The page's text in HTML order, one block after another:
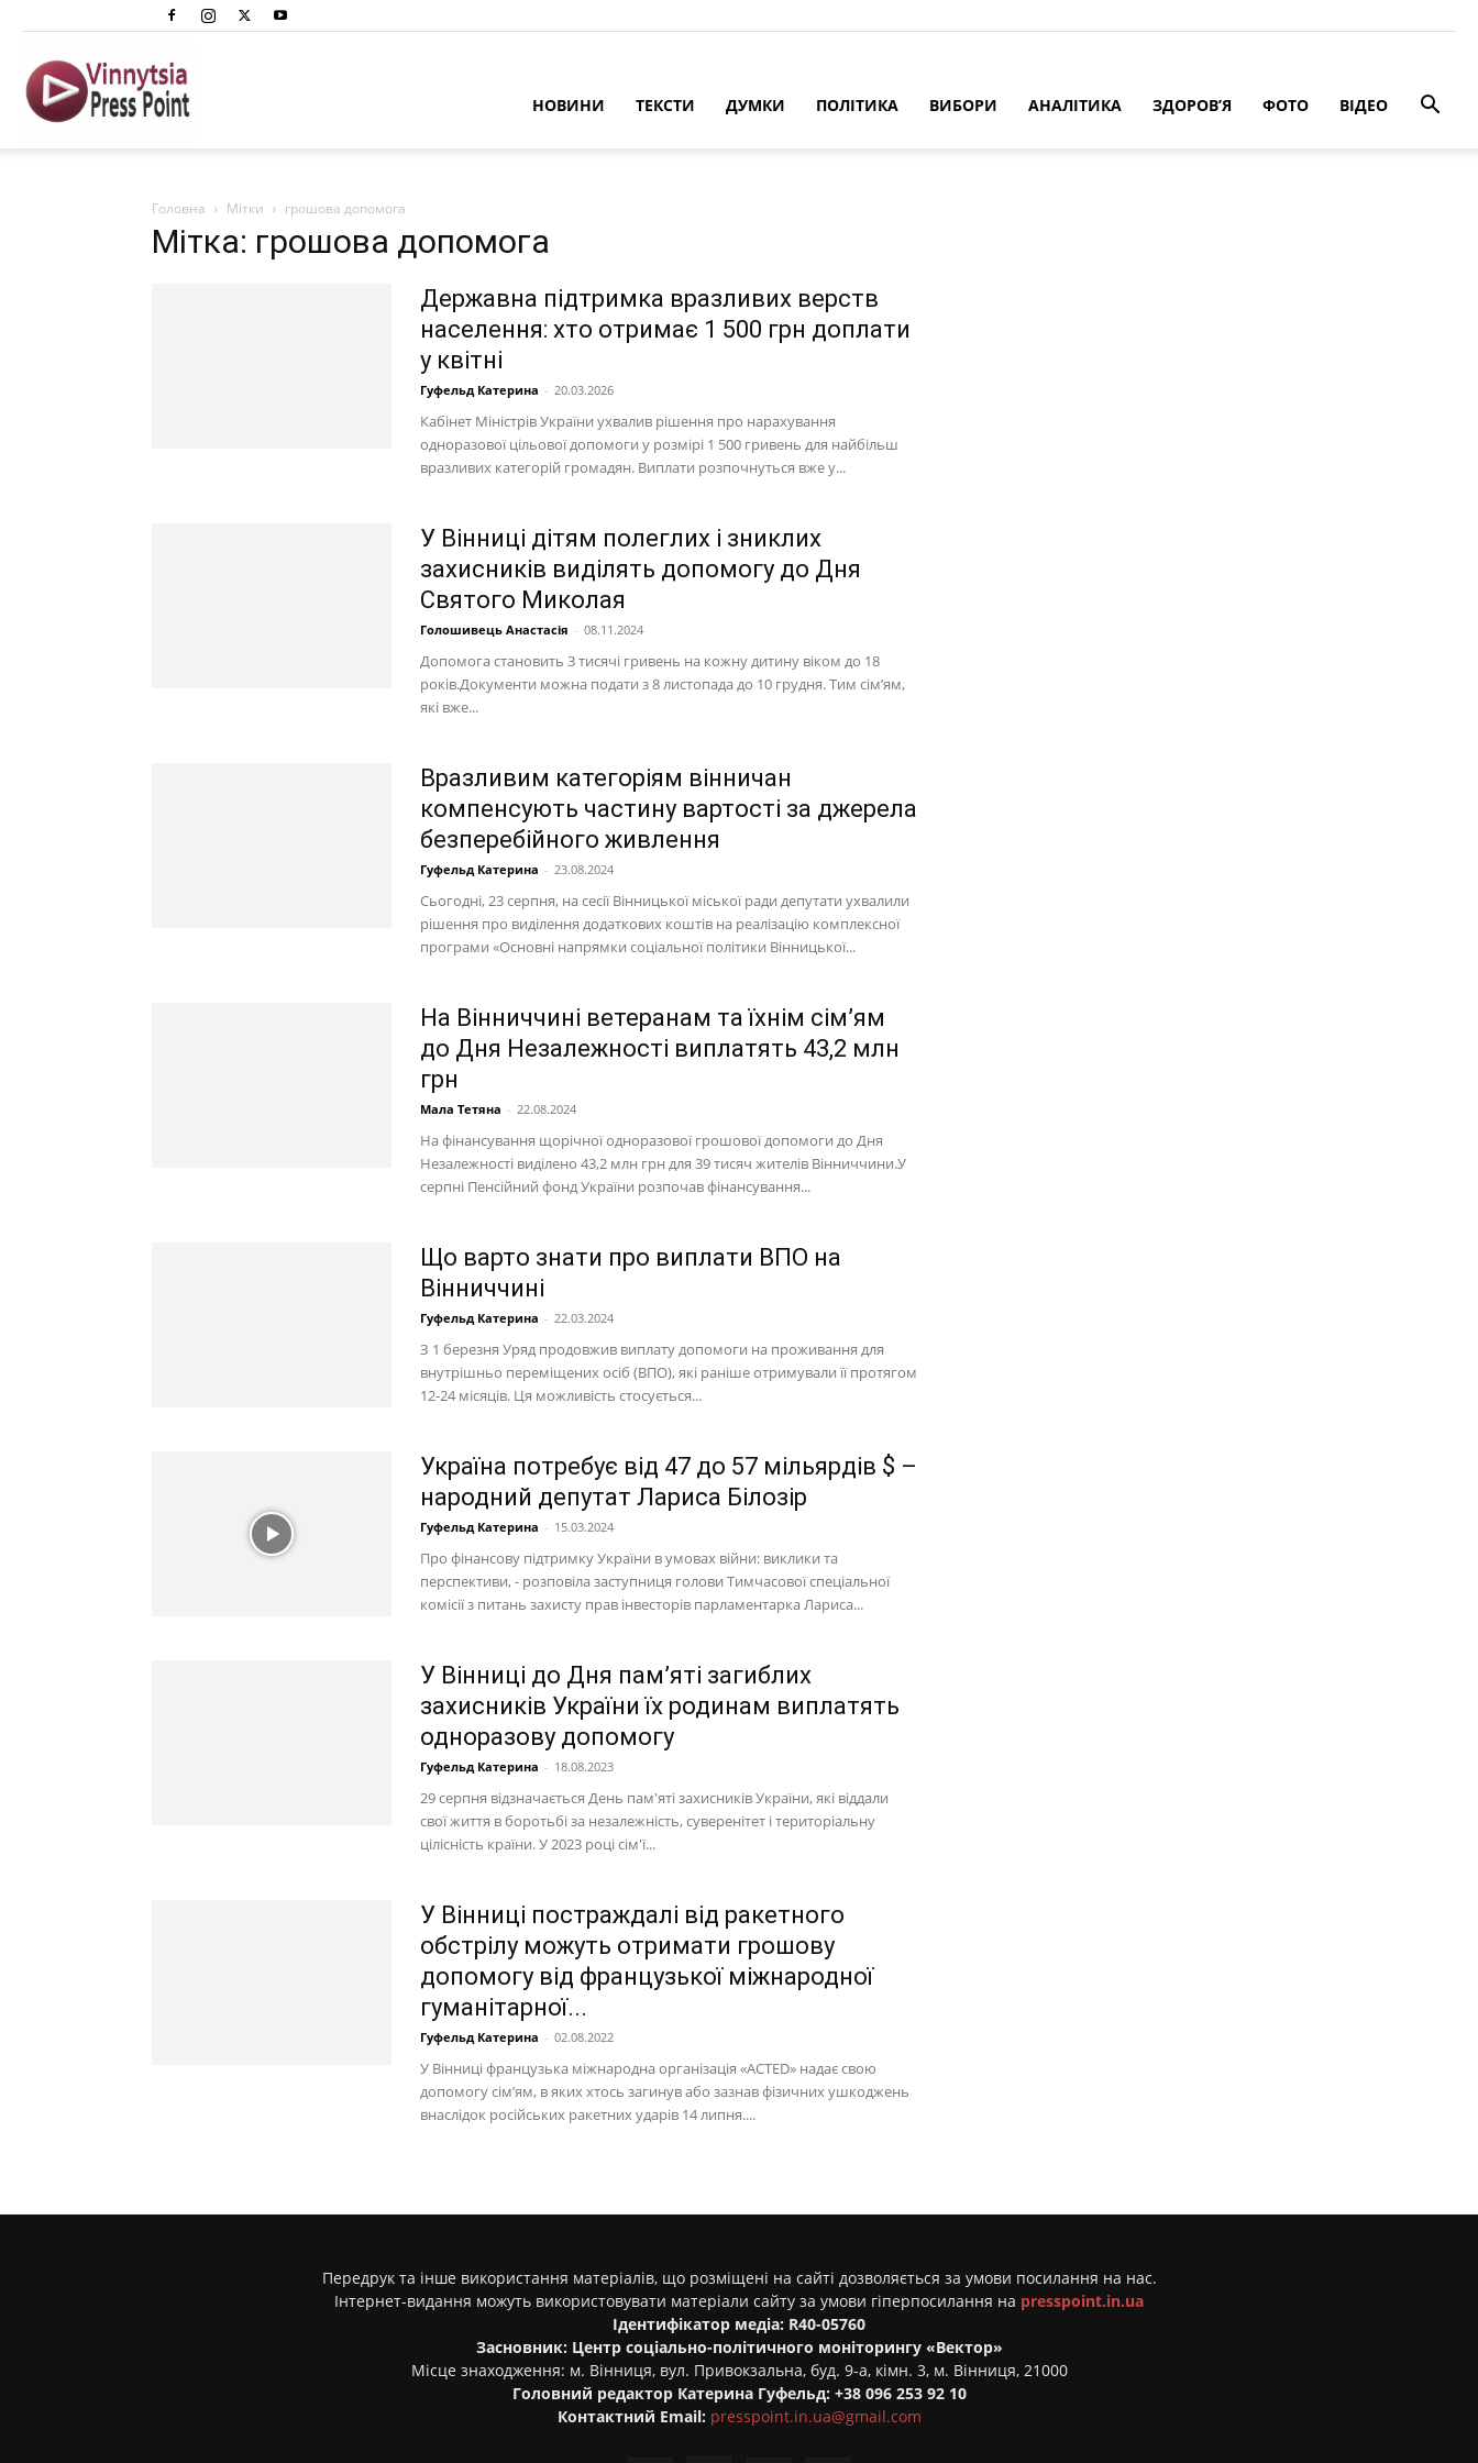
Преспоінт
НОВИНИ ТЕКСТИ ДУМКИ ПОЛІТИКА ВИБОРИ АНАЛІТИКА ЗДОРОВ’Я ФОТО ВІДЕО
Головна Мітки грошова допомога
Мітка: грошова допомога
Державна підтримка вразливих верств
населення: хто отримає 1 500 грн доплати
у квітні
Гуфельд Катерина - 20.03.2026
Кабінет Міністрів України ухвалив рішення про нарахування
одноразової цільової допомоги у розмірі 1 500 гривень для найбільш
вразливих категорій громадян. Виплати розпочнуться вже у...
У Вінниці дітям полеглих і зниклих
захисників виділять допомогу до Дня
Святого Миколая
Голошивець Анастасія - 08.11.2024
Допомога становить 3 тисячі гривень на кожну дитину віком до 18
років.Документи можна подати з 8 листопада до 10 грудня. Тим сім’ям,
які вже...
Вразливим категоріям вінничан
компенсують частину вартості за джерела
безперебійного живлення
Гуфельд Катерина - 23.08.2024
Сьогодні, 23 серпня, на сесії Вінницької міської ради депутати ухвалили
рішення про виділення додаткових коштів на реалізацію комплексної
програми «Основні напрямки соціальної політики Вінницької...
На Вінниччині ветеранам та їхнім сім’ям
до Дня Незалежності виплатять 43,2 млн
грн
Мала Тетяна - 22.08.2024
На фінансування щорічної одноразової грошової допомоги до Дня
Незалежності виділено 43,2 млн грн для 39 тисяч жителів Вінниччини.У
серпні Пенсійний фонд України розпочав фінансування...
Що варто знати про виплати ВПО на
Вінниччині
Гуфельд Катерина - 22.03.2024
З 1 березня Уряд продовжив виплату допомоги на проживання для
внутрішньо переміщених осіб (ВПО), які раніше отримували її протягом
12-24 місяців. Ця можливість стосується...
Україна потребує від 47 до 57 мільярдів $ –
народний депутат Лариса Білозір
Гуфельд Катерина - 15.03.2024
Про фінансову підтримку України в умовах війни: виклики та
перспективи, - розповіла заступниця голови Тимчасової спеціальної
комісії з питань захисту прав інвесторів парламентарка Лариса...
У Вінниці до Дня пам’яті загиблих
захисників України їх родинам виплатять
одноразову допомогу
Гуфельд Катерина - 18.08.2023
29 серпня відзначається День пам'яті захисників України, які віддали
свої життя в боротьбі за незалежність, суверенітет і територіальну
цілісність країни. У 2023 році сім'ї...
У Вінниці постраждалі від ракетного
обстрілу можуть отримати грошову
допомогу від французької міжнародної
гуманітарної...
Гуфельд Катерина - 02.08.2022
У Вінниці французька міжнародна організація «ACTED» надає свою
допомогу сім’ям, в яких хтось загинув або зазнав фізичних ушкоджень
внаслідок російських ракетних ударів 14 липня....
Передрук та інше використання матеріалів, що розміщені на сайті дозволяється за умови посилання на нас.
Інтернет-видання можуть використовувати матеріали сайту за умови гіперпосилання на presspoint.in.ua
Ідентифікатор медіа: R40-05760
Засновник: Центр соціально-політичного моніторингу «Вектор»
Місце знаходження: м. Вінниця, вул. Привокзальна, буд. 9-а, кімн. 3, м. Вінниця, 21000
Головний редактор Катерина Гуфельд: +38 096 253 92 10
Контактний Email: presspoint.in.ua@gmail.com